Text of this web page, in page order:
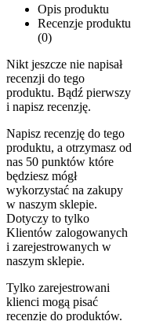
Opis produktu
Recenzje produktu
(0)
Nikt jeszcze nie napisał
recenzji do tego
produktu. Bądź pierwszy
i napisz recenzję.
Napisz recenzję do tego
produktu, a otrzymasz od
nas 50 punktów które
będziesz mógł
wykorzystać na zakupy
w naszym sklepie.
Dotyczy to tylko
Klientów zalogowanych
i zarejestrowanych w
naszym sklepie.
Tylko zarejestrowani
klienci mogą pisać
recenzje do produktów.